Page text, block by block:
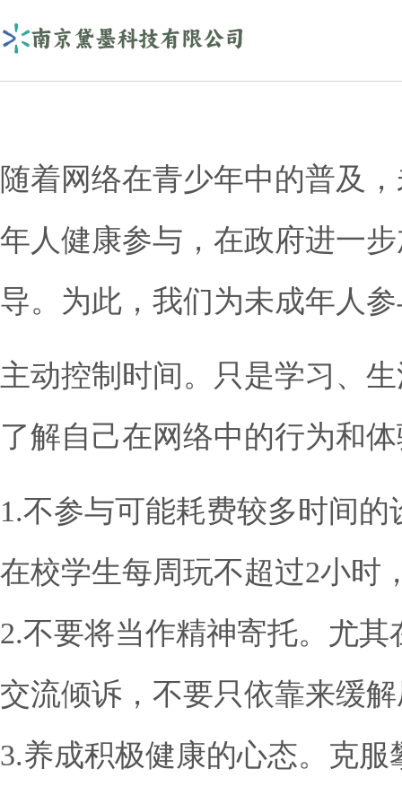
随着网络在青少年中的普及
年人健康参与，在政府进一
导。为此，我们为未成年人
主动控制时间。只是学习、
了解自己在网络中的行为和
1.不参与可能耗费较多时间
在校学生每周玩不超过2小时
2.不要将当作精神寄托。尤
交流倾诉，不要只依靠来缓
3.养成积极健康的心态。克